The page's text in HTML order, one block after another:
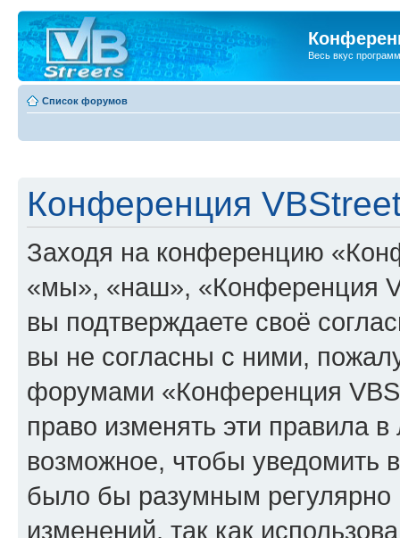
Весь вкус
Список форумов
Конференция
Заходя на конференцию
«мы», «наш», «Конференция
вы подтверждаете своё
вы не согласны с ними,
форумами «Конференция
право изменять эти правила
возможное, чтобы уведомить
было бы разумным регулярно
изменений, так как